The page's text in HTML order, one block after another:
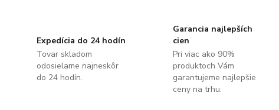
Expedícia do 24 hodín
Tovar skladom
odosielame najneskôr
do 24 hodín.
Garancia najlepších
cien
Pri viac ako 90%
produktoch Vám
garantujeme najlepšie
ceny na trhu.